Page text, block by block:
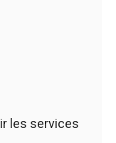
les services